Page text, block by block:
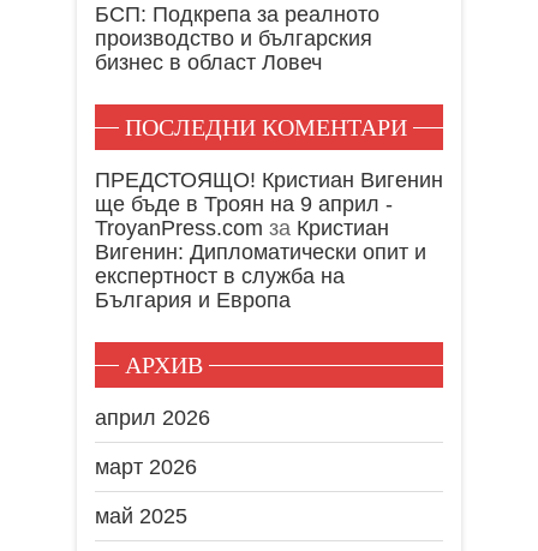
БСП: Подкрепа за реалното
производство и българския
бизнес в област Ловеч
ПОСЛЕДНИ КОМЕНТАРИ
ПРЕДСТОЯЩО! Кристиан Вигенин
ще бъде в Троян на 9 април -
TroyanPress.com за Кристиан
Вигенин: Дипломатически опит и
експертност в служба на
България и Европа
АРХИВ
април 2026
март 2026
май 2025